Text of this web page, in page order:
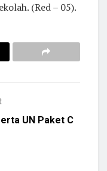
(Red – 05).
UN Paket C